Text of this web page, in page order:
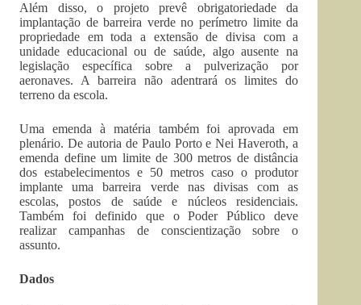
Além disso, o projeto prevê obrigatoriedade da
implantação de barreira verde no perímetro limite da
propriedade em toda a extensão de divisa com a
unidade educacional ou de saúde, algo ausente na
legislação específica sobre a pulverização por
aeronaves. A barreira não adentrará os limites do
terreno da escola.
Uma emenda à matéria também foi aprovada em
plenário. De autoria de Paulo Porto e Nei Haveroth, a
emenda define um limite de 300 metros de distância
dos estabelecimentos e 50 metros caso o produtor
implante uma barreira verde nas divisas com as
escolas, postos de saúde e núcleos residenciais.
Também foi definido que o Poder Público deve
realizar campanhas de conscientização sobre o
assunto.
Dados